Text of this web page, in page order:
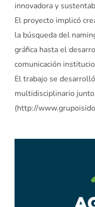
innovadora y
El proyecto implicó
la búsqueda del
gráfica hasta el
comunicación
El trabajo se
multidisciplinario
(http://